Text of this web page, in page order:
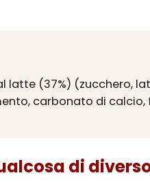
latte (37%) (zucchero,
carbonato di calcio,
di